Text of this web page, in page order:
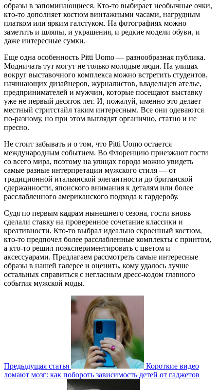
образы в запоминающиеся. Кто-то выбирает необычные очки,
кто-то дополняет костюм винтажными часами, нагрудным
платком или ярким галстуком. На фотографиях можно
заметить и шляпы, и украшения, и редкие модели обуви, и
даже интересные сумки.
Еще одна особенность Pitti Uomo — разнообразная публика.
Модничать тут могут не только молодые люди. На улицах
вокруг выставочного комплекса можно встретить студентов,
начинающих дизайнеров, журналистов, владельцев ателье,
предпринимателей и мужчин, которые посещают выставку
уже не первый десяток лет. И, пожалуй, именно это делает
местный стритстайл таким интересным. Все они одеваются
по-разному, но при этом выглядят органично, статно и не
пресно.
Не стоит забывать и о том, что Pitti Uomo остается
международным событием. Во Флоренцию приезжают гости
со всего мира, поэтому на улицах города можно увидеть
самые разные интерпретации мужского стиля — от
традиционной итальянской элегантности до британской
сдержанности, японского внимания к деталям или более
расслабленного американского подхода к гардеробу.
Судя по первым кадрам нынешнего сезона, гости вновь
сделали ставку на проверенное сочетание классики и
креативности. Кто-то выбрал идеально скроенный костюм,
кто-то предпочел более расслабленные комплекты с принтом,
а кто-то решил поэкспериментировать с цветом и
аксессуарами. Предлагаем рассмотреть самые интересные
образы в нашей галерее и оценить, кому удалось лучше
остальных справиться с негласным дресс-кодом главного
события мужской моды.
Предыдущая статья
Короткие видео
ломают мозг: как побороть зависимость детей от гаджетов